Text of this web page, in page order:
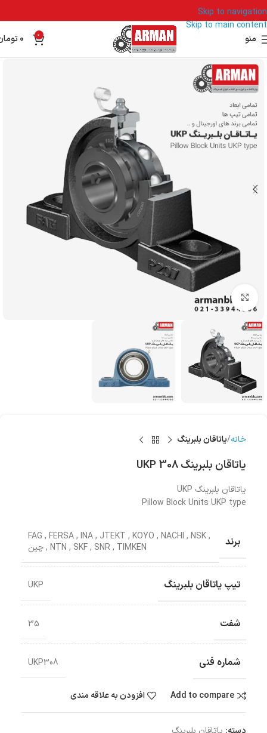
Skip to navigation
Skip to main content
منو
0
0
بزرگنمایی تصویر
خانه یاتاقان بلبرینگ
یاتاقان بلبرینگ UKP 308
یاتاقان بلبرینگ UKP
Pillow Block Units UKP type
برند FAG , FERSA, INA, JTEKT , KOYO , NACHI , NSK,
NTN , SKF, SNR, TIMKEN
,چین
تیپ یاتاقان بلبرینگ UKP
شفت 35
شماره فنی UKP308
Add to compare افزودن به علاقه مندی